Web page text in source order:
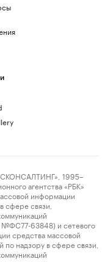
1995–
агентства «РБК»
информации
сфере связи,
63848) и сетевого
средства массовой
надзору в сфере связи,